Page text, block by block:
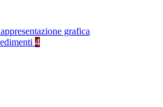
grafica
4